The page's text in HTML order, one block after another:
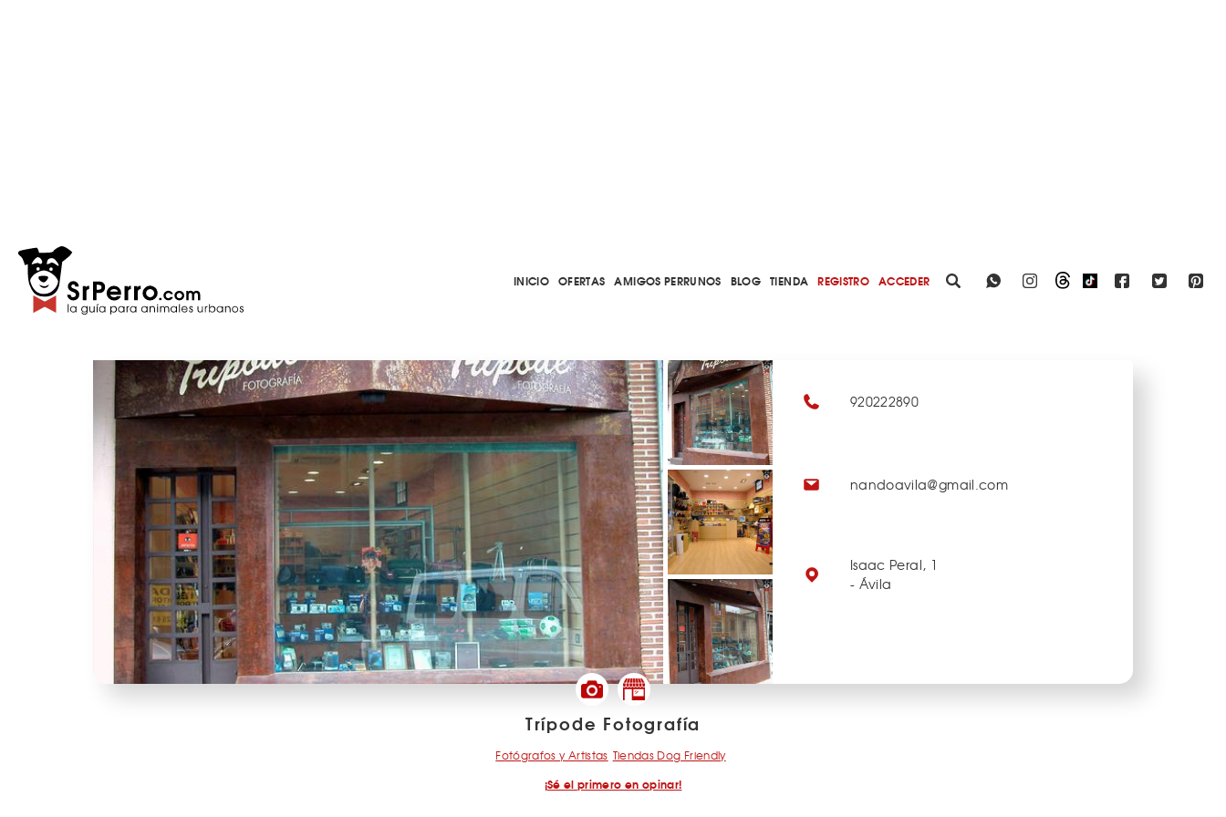
INICIO OFERTAS AMIGOS PERRUNOS BLOG TIENDA REGISTRO ACCEDER
920222890
nandoavila@gmail.com
Isaac Peral, 1
- Ávila
Trípode Fotografía
Fotógrafos y Artistas Tiendas Dog Friendly
¡Sé el primero en opinar!